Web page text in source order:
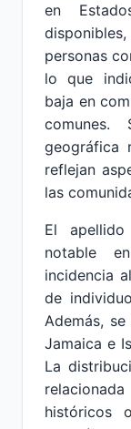
en
personas
lo que
baja en
comunes.
geográfica
reflejan
las
El
notable
incidencia
de
Además,
Jamaica e
La
históricos